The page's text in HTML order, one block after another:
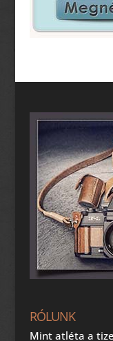
RÓLUNK
Mint atléta a